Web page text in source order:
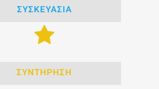
ΣΥΣΚΕΥΑΣΙΑ
ΣΥΝΤΗΡΗΣΗ